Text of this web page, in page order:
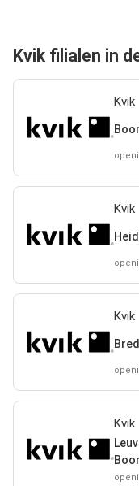
Kvik filialen in
Kvik
Kvik
Kvik
Kvik